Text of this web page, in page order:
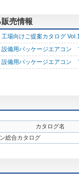
売情報
工場向けご提案カタログ
設備用パッケージエアコン
設備用パッケージエアコ
カタログ名
総合カタログ